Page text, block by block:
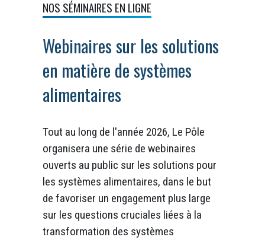
NOS SÉMINAIRES EN LIGNE
Webinaires sur les solutions
en matière de systèmes
alimentaires
Tout au long de l'année 2026, Le Pôle
organisera une série de webinaires
ouverts au public sur les solutions pour
les systèmes alimentaires, dans le but
de favoriser un engagement plus large
sur les questions cruciales liées à la
transformation des systèmes